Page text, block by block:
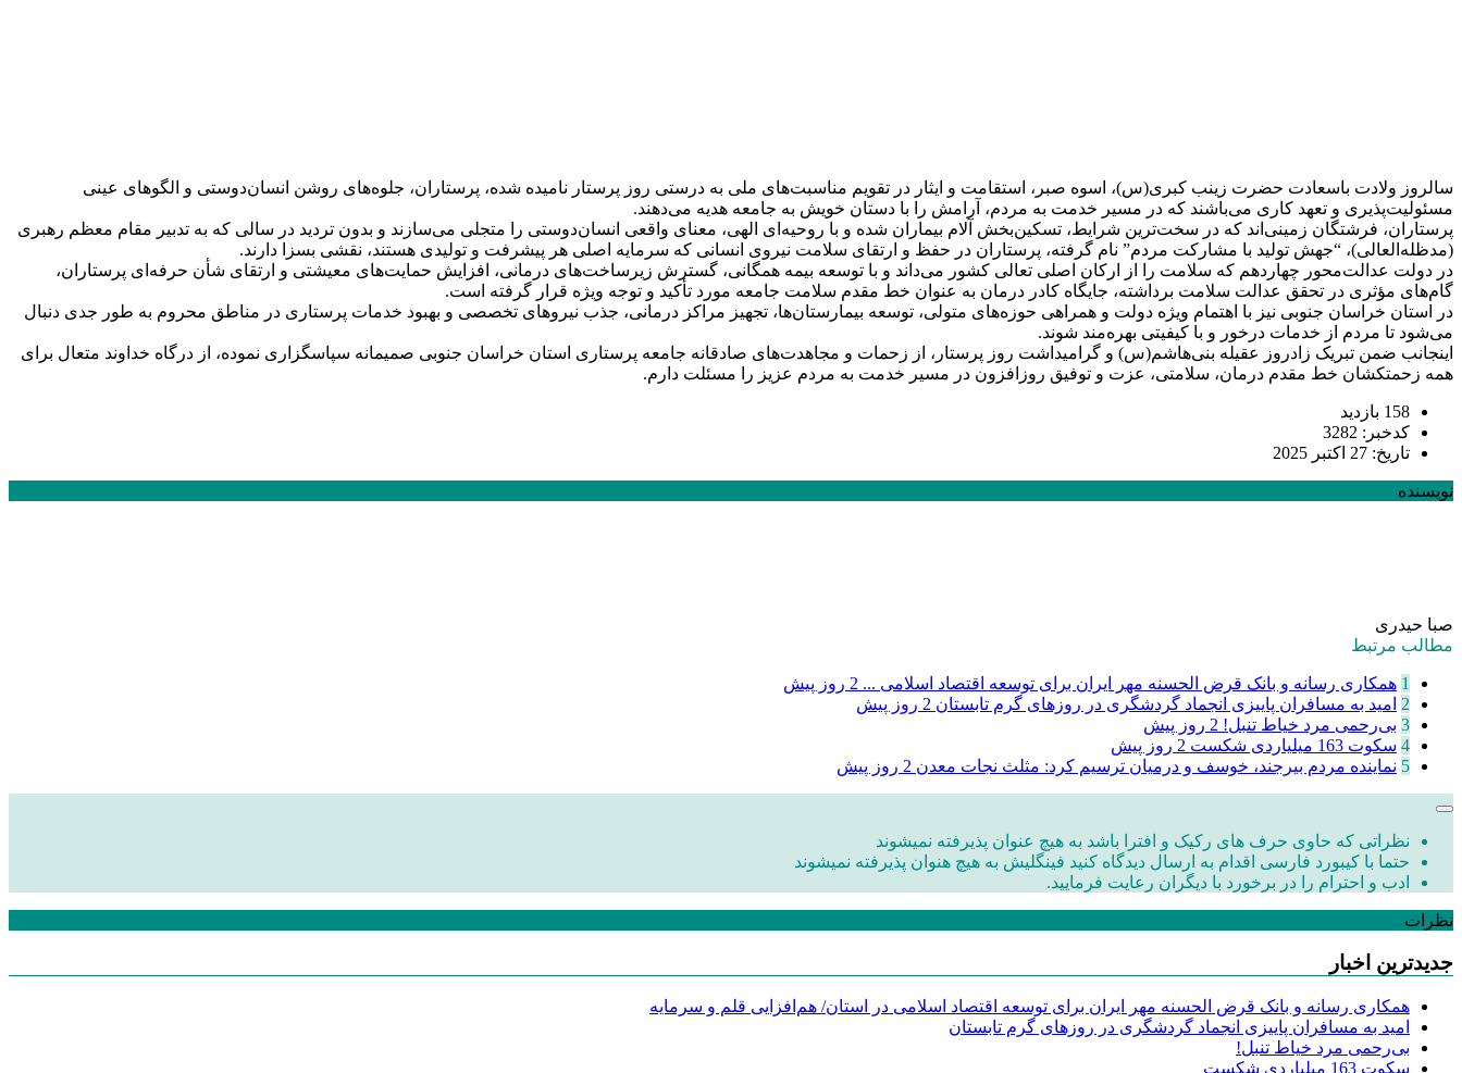
سالروز ولادت باسعادت حضرت زینب کبری(س)، اسوه صبر، استقامت و ایثار در تقویم مناسبت‌های ملی به درستی روز پرستار نامیده شده، پرستاران، جلوه‌های روشن انسان‌دوستی و الگوهای عینی
مسئولیت‌پذیری‌‌ و تعهد کاری می‌باشند که در مسیر خدمت به مردم، آرامش را با دستان خویش به جامعه هدیه می‌دهند.
پرستاران، فرشتگان زمینی‌اند که در سخت‌ترین شرایط، تسکین‌بخش آلام بیماران شده و با روحیه‌ای الهی، معنای واقعی انسان‌دوستی را متجلی می‌سازند و بدون تردید در سالی که به تدبیر مقام معظم رهبری
(مدظله‌العالی)، “جهش تولید با مشارکت مردم” نام گرفته، پرستاران در حفظ و ارتقای سلامت نیروی انسانی که سرمایه اصلی هر پیشرفت و تولیدی هستند، نقشی بسزا دارند.
در دولت عدالت‌محور چهاردهم که سلامت را از ارکان اصلی تعالی کشور می‌داند و با توسعه بیمه همگانی، گسترش زیرساخت‌های درمانی، افزایش حمایت‌های معیشتی و ارتقای شأن حرفه‌ای پرستاران،
گام‌های مؤثری در تحقق عدالت سلامت برداشته، جایگاه کادر درمان به عنوان خط مقدم سلامت جامعه مورد تأکید و توجه ویژه قرار گرفته است.
در استان خراسان جنوبی نیز با اهتمام ویژه دولت و همراهی حوزه‌های متولی، توسعه بیمارستان‌ها، تجهیز مراکز درمانی، جذب نیروهای تخصصی و بهبود خدمات پرستاری در مناطق محروم به طور جدی دنبال
می‌شود تا مردم از خدمات درخور و با کیفیتی بهره‌مند شوند.
اینجانب ضمن تبریک زادروز عقیله بنی‌هاشم(س) و گرامیداشت روز پرستار، از زحمات و مجاهدت‌های صادقانه جامعه پرستاری استان خراسان جنوبی صمیمانه سپاسگزاری نموده، از درگاه خداوند متعال برای
همه زحمتکشان خط مقدم درمان، سلامتی، عزت و توفیق روزافزون در مسیر خدمت به مردم عزیز را مسئلت دارم.
158 بازدید
کدخبر: 3282
تاریخ: 27 اکتبر 2025
نویسنده
صبا حیدری
مطالب مرتبط
1 همکاری رسانه و بانک قرض الحسنه مهر ایران برای توسعه اقتصاد اسلامی ... 2 روز پیش
2 امید به مسافران پاییزی انجماد گردشگری در روزهای گرم تابستان 2 روز پیش
3 ‌بی‌رحمی مرد خیاط تنبل! 2 روز پیش
4 سکوت 163 میلیاردی شکست
2 روز پیش
5 نماینده مردم بیرجند، خوسف و درمیان ترسیم کرد: مثلث نجات معدن 2 روز پیش
نظراتی که حاوی حرف های رکیک و افترا باشد به هیچ عنوان پذیرفته نمیشوند
حتما با کیبورد فارسی اقدام به ارسال دیدگاه کنید فینگلیش به هیچ هنوان پذیرفته نمیشوند
ادب و احترام را در برخورد با دیگران رعایت فرمایید.
نظرات
جدیدترین اخبار
همکاری رسانه و بانک قرض الحسنه مهر ایران برای توسعه اقتصاد اسلامی در استان/ هم‌افزایی قلم و سرمایه
امید به مسافران پاییزی انجماد گردشگری در روزهای گرم تابستان
‌بی‌رحمی مرد خیاط تنبل!
سکوت 163 میلیاردی شکست